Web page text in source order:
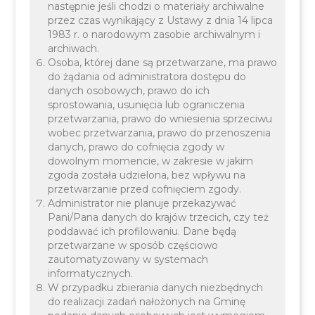
Mieszkańcy kompostujący odpady BIO we
własnym zakresie od 1 kwietnia 2024 r. mogą
liczyć na uzyskanie 5 zł ulgi w wysokości opłaty za
gospodarowanie odpadami komunalnymi od
osoby na miesiąc.
W roku 2024 program "Kompostuj z Liskiem"
otrzymał dofinansowanie ze środków
Województwa Małopolskiego w kwocie 33 000,00
następnie jeśli chodzi o materiały archiwalne
przez czas wynikający z Ustawy z dnia 14 lipca
1983 r. o narodowym zasobie archiwalnym i
archiwach.
Osoba, której dane są przetwarzane, ma prawo
do żądania od administratora dostępu do
danych osobowych, prawo do ich
sprostowania, usunięcia lub ograniczenia
przetwarzania, prawo do wniesienia sprzeciwu
wobec przetwarzania, prawo do przenoszenia
danych, prawo do cofnięcia zgody w
dowolnym momencie, w zakresie w jakim
zgoda została udzielona, bez wpływu na
przetwarzanie przed cofnięciem zgody.
Administrator nie planuje przekazywać
Pani/Pana danych do krajów trzecich, czy też
poddawać ich profilowaniu. Dane będą
przetwarzane w sposób częściowo
zautomatyzowany w systemach
informatycznych.
W przypadku zbierania danych niezbędnych
do realizacji zadań nałożonych na Gminę